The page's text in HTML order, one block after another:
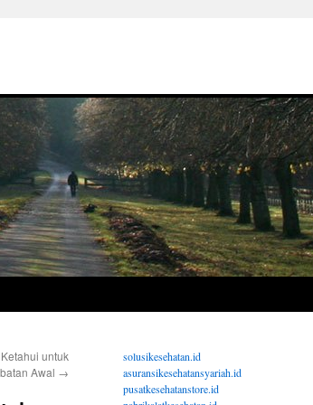
untuk
Awal →
solusikesehatan.id
asuransikesehatansyariah.id
pusatkesehatanstore.id